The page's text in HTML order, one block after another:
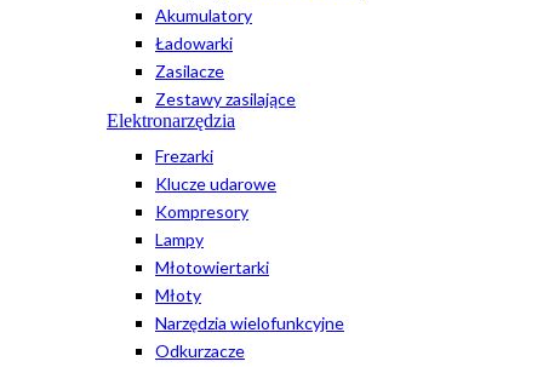
Akumulatory
Ładowarki
Zasilacze
Zestawy zasilające
Elektronarzędzia
Frezarki
Klucze udarowe
Kompresory
Lampy
Młotowiertarki
Młoty
Narzędzia wielofunkcyjne
Odkurzacze